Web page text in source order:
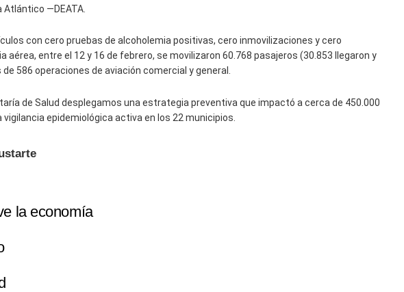
—DEATA.
con cero pruebas de alcoholemia positivas, cero inmovilizaciones y cero
aérea, entre el 12 y 16 de febrero, se movilizaron 60.768 pasajeros (30.853 llegaron y
586 operaciones de aviación comercial y general.
de Salud desplegamos una estrategia preventiva que impactó a cerca de 450.000
epidemiológica activa en los 22 municipios.
la economía